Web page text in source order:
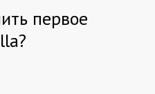
первое